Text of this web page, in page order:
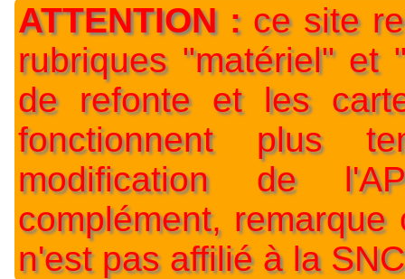
ATTENTION :ce site
rubriques "matériel" et
de refonte et les
fonctionnent plus
modification de
complément,
n'est pas affilié à la